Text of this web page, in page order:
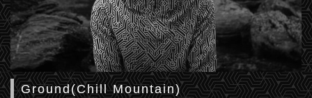
Ground(Chill Mountain)